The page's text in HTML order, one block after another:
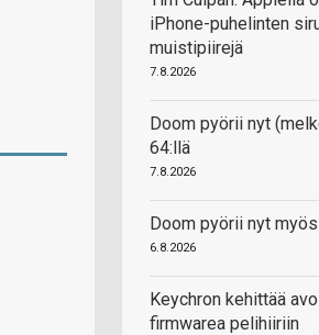
iPhone-puhelinten
muistipiirejä
7.8.2026
Doom pyörii nyt
64:llä
7.8.2026
Doom pyörii nyt
6.8.2026
Keychron kehittää
firmwarea pelihiiriin